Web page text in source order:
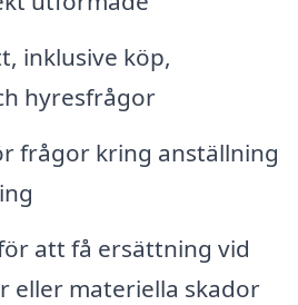
inklusive köp,
hyresfrågor
frågor kring anställning
att få ersättning vid
eller materiella skador